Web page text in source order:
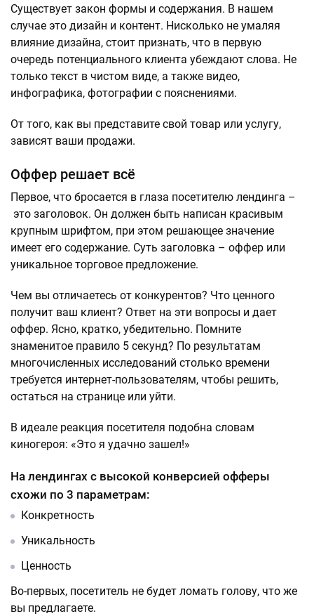
Существует закон формы и содержания. В нашем
случае это дизайн и контент. Нисколько не умаляя
влияние дизайна, стоит признать, что в первую
очередь потенциального клиента убеждают слова. Не
только текст в чистом виде, а также видео,
инфографика, фотографии с пояснениями.
От того, как вы представите свой товар или услугу,
зависят ваши продажи.
Оффер решает всё
Первое, что бросается в глаза посетителю лендинга –
это заголовок. Он должен быть написан красивым
крупным шрифтом, при этом решающее значение
имеет его содержание. Суть заголовка – оффер или
уникальное торговое предложение.
Чем вы отличаетесь от конкурентов? Что ценного
получит ваш клиент? Ответ на эти вопросы и дает
оффер. Ясно, кратко, убедительно. Помните
знаменитое правило 5 секунд? По результатам
многочисленных исследований столько времени
требуется интернет-пользователям, чтобы решить,
остаться на странице или уйти.
В идеале реакция посетителя подобна словам
киногероя: «Это я удачно зашел!»
На лендингах с высокой конверсией офферы
схожи по 3 параметрам:
Конкретность
Уникальность
Ценность
Во-первых, посетитель не будет ломать голову, что же
вы предлагаете.